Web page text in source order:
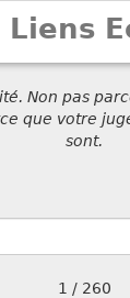
Liens
Non pas
que votre
sont.
1 / 260